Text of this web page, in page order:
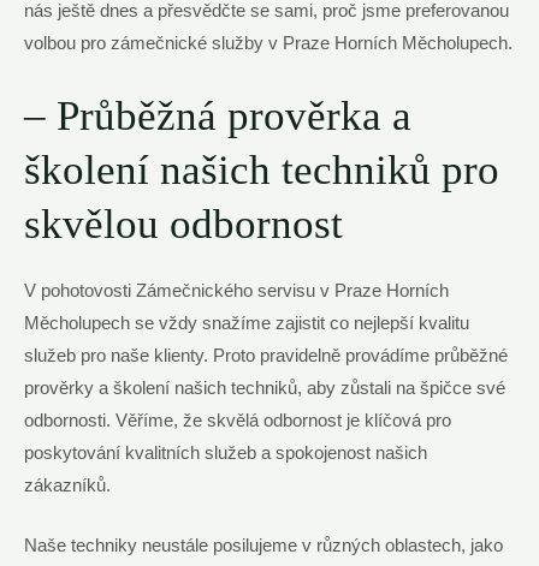
nás ještě dnes a přesvědčte se sami, proč jsme preferovanou
volbou pro zámečnické služby‍ v Praze‌ Horních Měcholupech.
– Průběžná ‍prověrka a
školení našich techniků pro
skvělou odbornost
V pohotovosti Zámečnického servisu v Praze Horních
Měcholupech se vždy snažíme zajistit co nejlepší kvalitu
‍služeb pro naše klienty. Proto pravidelně provádíme průběžné⁣
prověrky a školení⁤ našich techniků, aby zůstali na špičce své
odbornosti. Věříme, že skvělá odbornost je klíčová pro
poskytování kvalitních služeb a spokojenost našich
zákazníků.
Naše techniky neustále posilujeme v různých oblastech, jako